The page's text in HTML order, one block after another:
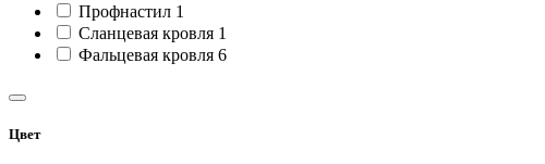
Профнастил 1
Сланцевая кровля 1
Фальцевая кровля 6
Цвет